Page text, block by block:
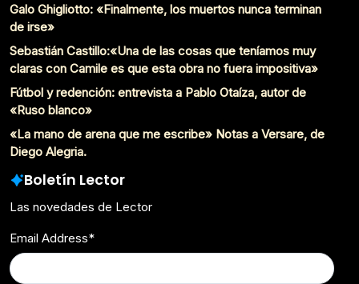
Galo Ghigliotto: «Finalmente, los muertos nunca terminan
de irse»
Sebastián Castillo:«Una de las cosas que teníamos muy
claras con Camile es que esta obra no fuera impositiva»
Fútbol y redención: entrevista a Pablo Otaíza, autor de
«Ruso blanco»
«La mano de arena que me escribe» Notas a Versare, de
Diego Alegria.
Boletín Lector
Las novedades de Lector
Email Address*